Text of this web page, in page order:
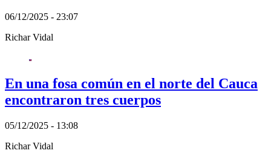
06/12/2025 - 23:07
Richar Vidal
En una fosa común en el norte del Cauca
encontraron tres cuerpos
05/12/2025 - 13:08
Richar Vidal